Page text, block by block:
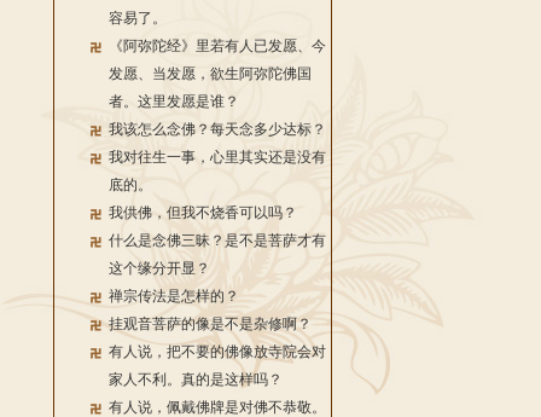
容易了。
《阿弥陀经》里若有人已发愿、今
发愿、当发愿，欲生阿弥陀佛国
者。这里发愿是谁？
我该怎么念佛？每天念多少达标？
我对往生一事，心里其实还是没有
底的。
我供佛，但我不烧香可以吗？
什么是念佛三昧？是不是菩萨才有
这个缘分开显？
禅宗传法是怎样的？
挂观音菩萨的像是不是杂修啊？
有人说，把不要的佛像放寺院会对
家人不利。真的是这样吗？
有人说，佩戴佛牌是对佛不恭敬。